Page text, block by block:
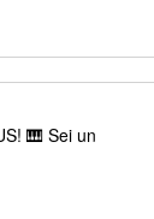
🎹 Sei un